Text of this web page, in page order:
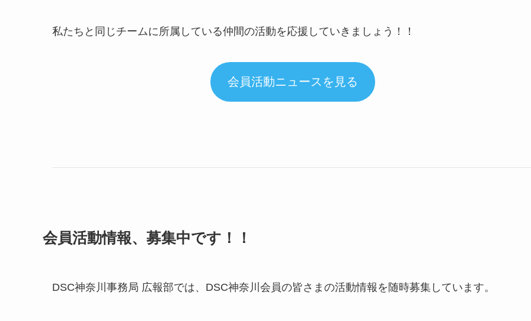
私たちと同じチームに所属している仲間の活動を応援していきましょう！！
会員活動ニュースを見る
会員活動情報、募集中です！！
DSC神奈川事務局 広報部では、DSC神奈川会員の皆さまの活動情報を随時募集しています。